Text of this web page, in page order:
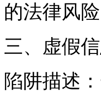
的法律风险
三、虚假
陷阱描述‌